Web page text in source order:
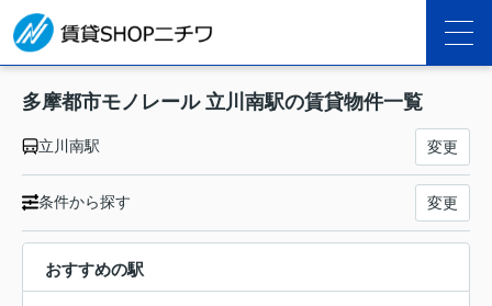
多摩都市モノレール 立川南駅の賃貸物件一覧
立川南駅 変更
条件から探す 変更
おすすめの駅